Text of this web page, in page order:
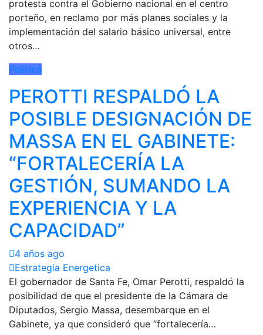
protesta contra el Gobierno nacional en el centro
porteño, en reclamo por más planes sociales y la
implementación del salario básico universal, entre
otros…
Política
PEROTTI RESPALDÓ LA
POSIBLE DESIGNACIÓN DE
MASSA EN EL GABINETE:
“FORTALECERÍA LA
GESTIÓN, SUMANDO LA
EXPERIENCIA Y LA
CAPACIDAD”
4 años ago
Estrategia Energetica
El gobernador de Santa Fe, Omar Perotti, respaldó la
posibilidad de que el presidente de la Cámara de
Diputados, Sergio Massa, desembarque en el
Gabinete, ya que consideró que “fortalecería…